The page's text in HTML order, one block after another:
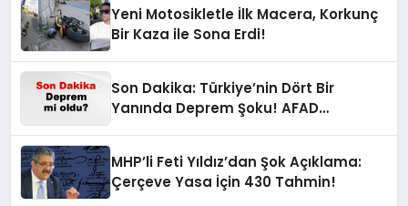
Yeni Motosikletle İlk Macera, Korkunç
Bir Kaza ile Sona Erdi!
Son Dakika: Türkiye’nin Dört Bir
Yanında Deprem Şoku! AFAD
MHP’li Feti Yıldız’dan Şok Açıklama:
Çerçeve Yasa İçin 430 Tahmin!